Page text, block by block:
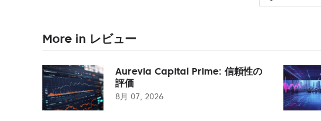
More in レビュー
Aurevia Capital Prime: 信頼性の
評価
8月 07, 2026